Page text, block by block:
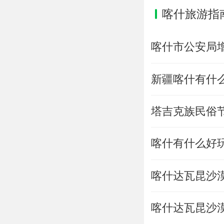
喀什旅游指
喀什市公安局
新疆喀什有什
塔吉克族民俗
喀什有什么好
喀什达瓦昆沙
喀什达瓦昆沙